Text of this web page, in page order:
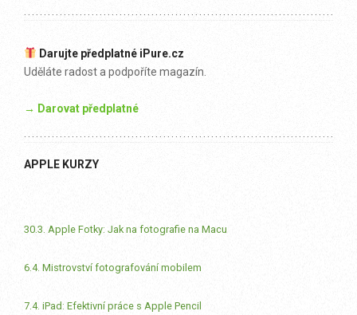
Darujte předplatné iPure.cz
Uděláte radost a podpoříte magazín.
→ Darovat předplatné
APPLE KURZY
30.3. Apple Fotky: Jak na fotografie na Macu
6.4. Mistrovství fotografování mobilem
7.4. iPad: Efektivní práce s Apple Pencil